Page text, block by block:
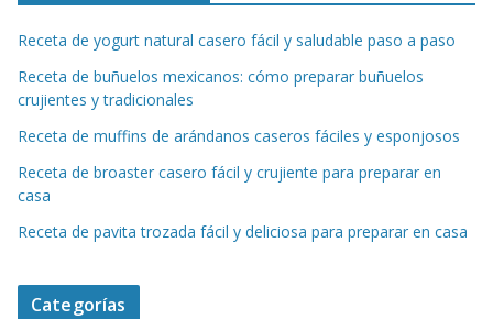
Receta de yogurt natural casero fácil y saludable paso a paso
Receta de buñuelos mexicanos: cómo preparar buñuelos
crujientes y tradicionales
Receta de muffins de arándanos caseros fáciles y esponjosos
Receta de broaster casero fácil y crujiente para preparar en
casa
Receta de pavita trozada fácil y deliciosa para preparar en casa
Categorías